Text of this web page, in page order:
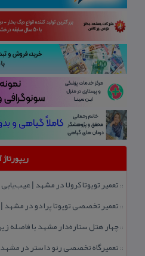
:: تعمیر تویوتا كرولا در مشهد |
:: تعمیر تخصصی تویوتا پرادو در مشهد
::چهار هتل‌ ستاره‌دار مشهد با فاصله زیر 5 دقیقه تا
:: تعمیرگاه تخصصی رنو داستر در مشهد | ۱۰ سال تجربه و امداد